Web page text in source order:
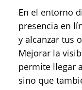
En el entorno
presencia en
y alcanzar tus
Mejorar la
permite llegar
sino que